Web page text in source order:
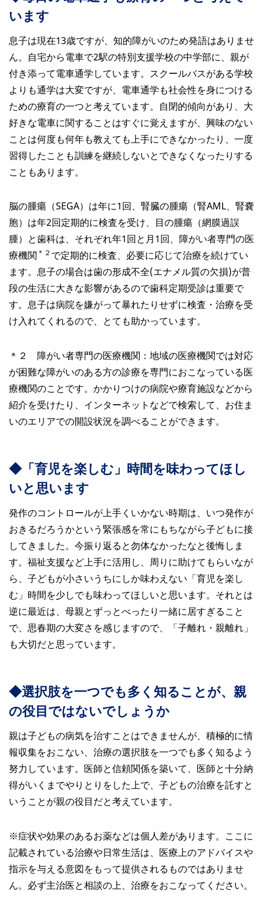
います
息子は現在13歳ですが、知的障がいのため発語はありませ
ん。自宅から電車で2駅の特別支援学校の中学部に、親が
付き添って電車通学しています。スクールバスがある学校
よりも通学は大変ですが、電車通学も社会性を身につける
ための療育の一つと考えています。自閉的傾向があり、大
好きな電車に関することはすぐに覚えますが、興味のない
ことは何度も何年も教えても上手にできなかったり、一度
習得したことも訓練を継続しないとできなくなったりする
こともあります。
脳の腫瘍（SEGA）は年に1回、腎臓の腫瘍（腎AML、腎嚢
胞）は年2回定期的に検査を受け、目の腫瘍（網膜過誤
腫）と歯科は、それぞれ年1回と月1回、障がい者専門の医
療機関 ＊２ で定期的に検査、必要に応じて治療を続けてい
ます。息子の場合は歯の形成不全(エナメル質の欠損)が普
段の生活に大きな影響があるので歯科定期受診は重要で
す。息子は病院を嫌がって暴れたりせずに検査・治療を受
け入れてくれるので、とても助かっています。
＊２ 障がい者専門の医療機関：地域の医療機関では対応
が困難な障がいのある方の診療を専門におこなっている医
療機関のことです。かかりつけの病院や療育施設などから
紹介を受けたり、インターネットなどで検索して、お住ま
いのエリアでの開設状況を調べることができます。
◆「育児を楽しむ」時間を味わってほし
いと思います
発作のコントロールが上手くいかない時期は、いつ発作が
おきるだろうかという緊張感を常にもちながら子どもに接
してきました。今振り返ると勿体なかったなと後悔しま
す。福祉支援など上手に活用し、周りに助けてもらいなが
ら、子どもが小さいうちにしか味わえない「育児を楽し
む」時間を少しでも味わってほしいと思います。それとは
逆に最近は、母親とずっとべったり一緒に居すぎること
で、思春期の大変さを感じますので、「子離れ・親離れ」
も大切だと思っています。
◆選択肢を一つでも多く知ることが、親
の役目ではないでしょうか
親は子どもの病気を治すことはできませんが、積極的に情
報収集をおこない、治療の選択肢を一つでも多く知るよう
努力しています。医師と信頼関係を築いて、医師と十分納
得がいくまでやりとりをした上で、子どもの治療を託すと
いうことが親の役目だと考えています。
※症状や効果のあるお薬などは個人差があります。ここに
記載されている治療や日常生活は、医療上のアドバイスや
指示を与える意図をもって提供されるものではありませ
ん。必ず主治医と相談の上、治療をおこなってください。